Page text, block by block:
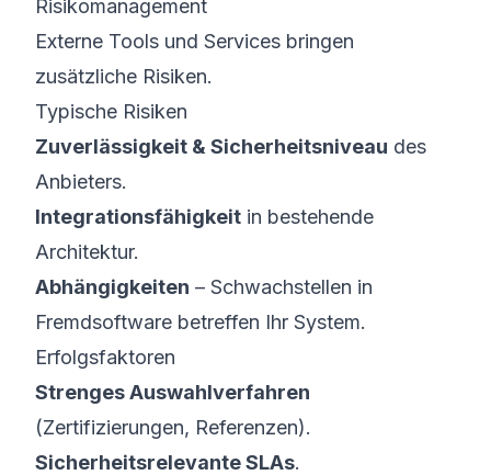
Risikomanagement
Externe Tools und Services bringen
zusätzliche Risiken.
Typische Risiken
Zuverlässigkeit & Sicherheitsniveau des
Anbieters.
Integrationsfähigkeit in bestehende
Architektur.
Abhängigkeiten – Schwachstellen in
Fremdsoftware betreffen Ihr System.
Erfolgsfaktoren
Strenges Auswahlverfahren
(Zertifizierungen, Referenzen).
Sicherheitsrelevante SLAs.